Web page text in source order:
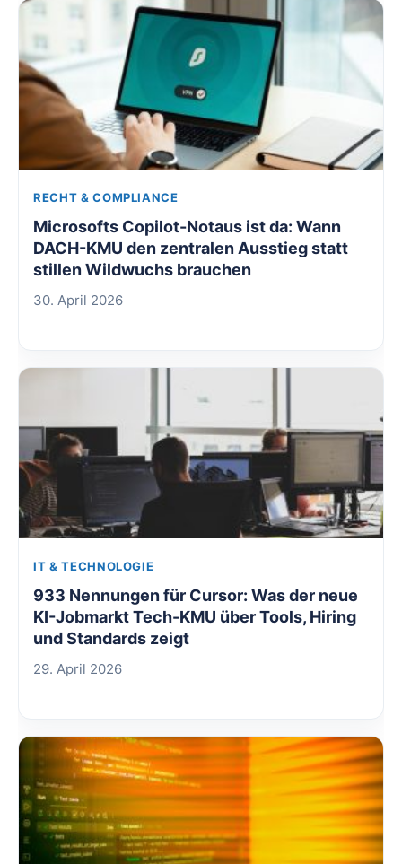
RECHT & COMPLIANCE
Microsofts Copilot-Notaus ist da: Wann
DACH-KMU den zentralen Ausstieg statt
stillen Wildwuchs brauchen
30. April 2026
IT & TECHNOLOGIE
933 Nennungen für Cursor: Was der neue
KI-Jobmarkt Tech-KMU über Tools, Hiring
und Standards zeigt
29. April 2026